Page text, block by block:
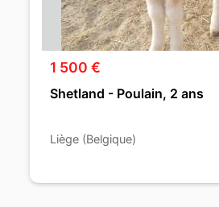
1 500 €
Shetland - Poulain, 2 ans
Liège (Belgique)